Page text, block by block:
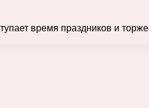
время праздников и